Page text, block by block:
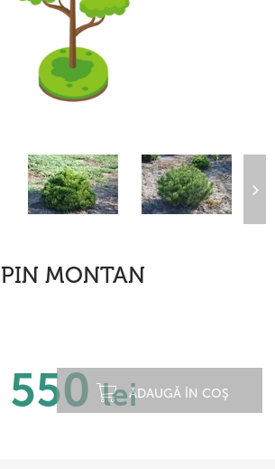
PIN MONTAN
550leiADAUGĂ ÎN COŞ